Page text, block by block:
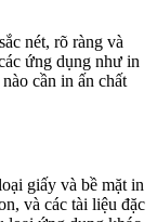
nét, rõ ràng và
ứng dụng như in
cần in ấn chất
giấy và bề mặt in
và các tài liệu đặc